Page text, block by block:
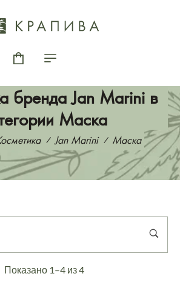
бренда Jan Marini в
Маска
Jan Marini Маска
Показано 1–4 из 4